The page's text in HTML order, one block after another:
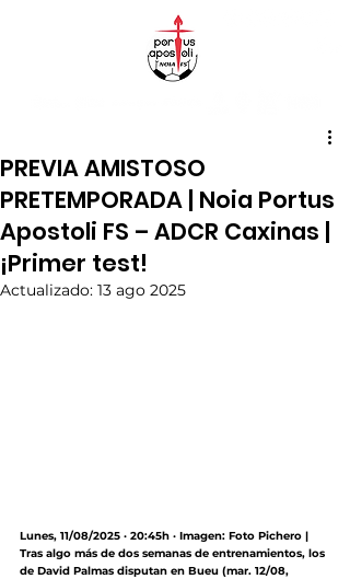
PREVIA AMISTOSO
PRETEMPORADA | Noia Portus
Apostoli FS – ADCR Caxinas |
¡Primer test!
Actualizado: 13 ago 2025
Lunes, 11/08/2025 · 20:45h · Imagen: Foto Pichero |
Tras algo más de dos semanas de entrenamientos, los
de David Palmas disputan en Bueu (mar. 12/08,